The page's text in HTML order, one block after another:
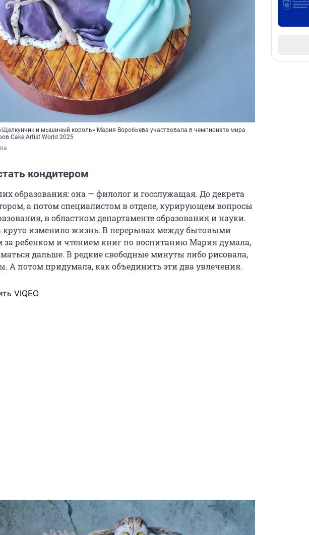
и мышиный король» Мария Воробьева участвовала в чемпионате мира
Cake Artist World 2025
кондитером
образования: она — филолог и госслужащая. До декрета
а потом специалистом в отделе, курирующем вопросы
в областном департаменте образования и науки.
изменило жизнь. В перерывах между бытовыми
за ребенком и чтением книг по воспитанию Мария думала,
дальше. В редкие свободные минуты либо рисовала,
А потом придумала, как объединить эти два увлечения.
VIQEO